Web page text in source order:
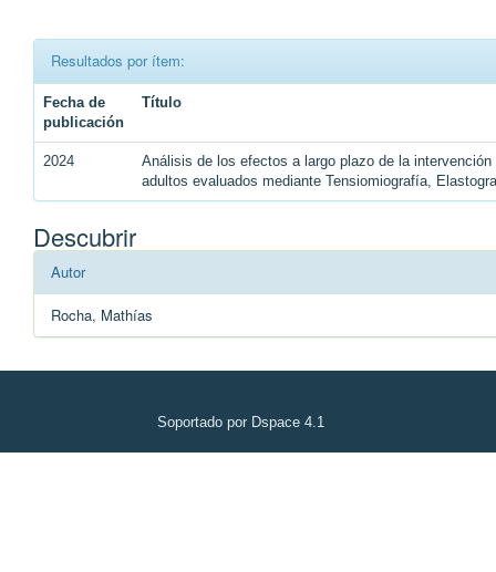
Resultados por ítem:
Fecha de
publicación
Título
2024
Análisis de los efectos a largo plazo de la
adultos evaluados mediante Tensiomiografía,
Descubrir
Autor
Rocha, Mathías
Soportado por Dspace 4.1